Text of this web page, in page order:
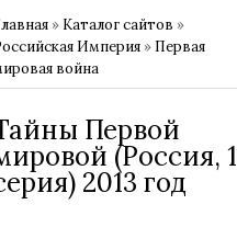
» Каталог сайтов »
Империя » Первая
война
Первой
(Россия, 1
2013 год